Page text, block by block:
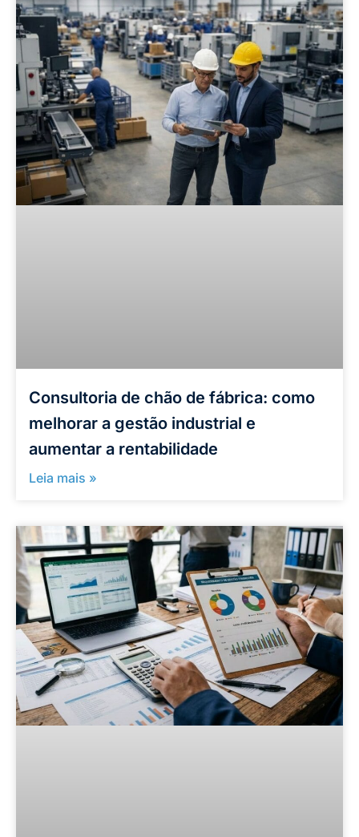
Consultoria de chão de fábrica: como
melhorar a gestão industrial e
aumentar a rentabilidade
Leia mais »